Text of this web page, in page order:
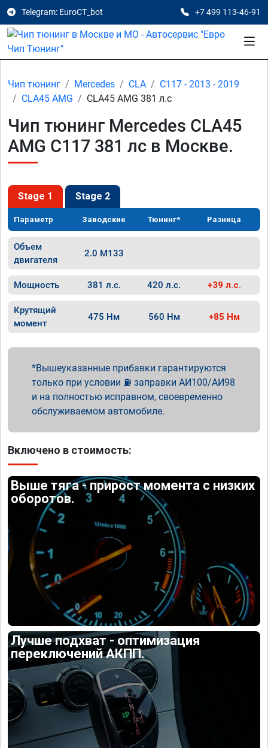
Telegram: EuroCT_bot +7 499 113-46-91
Чип тюнинг Mercedes CLA
C117 - 2013 - 2019
CLA45 AMG
CLA45 AMG 381 л.с
Чип тюнинг Mercedes CLA45
AMG C117 381 лс в Москве.
Stage 1 Stage 2
Параметр Заводские Тюнинг* Разница
Объем
двигателя
2.0 M133
Мощность 381 л.с. 420 л.с. +39 л.с.
Крутящий
момент
475 Нм 560 Нм +85 Нм
Вышеуказанные прибавки гарантируются
только при условии ⛽ заправки АИ100/АИ98
и на полностью исправном, своевременно
обслуживаемом автомобиле.
Включено в стоимость:
Выше тяга - прирост момента с низких
оборотов.
Лучше подхват - оптимизация
переключений АКПП.